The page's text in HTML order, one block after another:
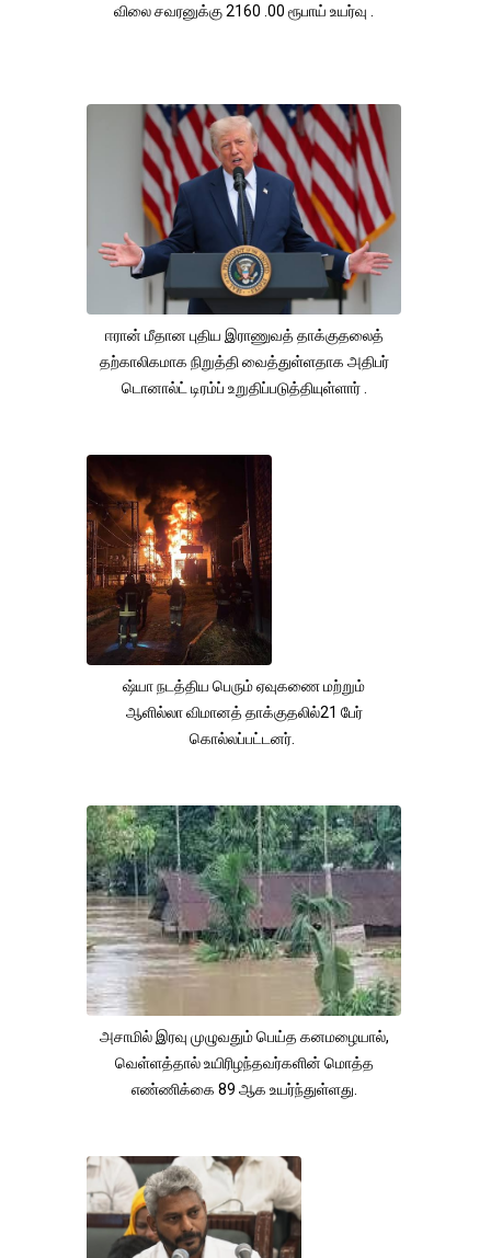
விலை சவரனுக்கு 2160 .00 ரூபாய் உயர்வு .
ஈரான் மீதான புதிய இராணுவத் தாக்குதலைத்
தற்காலிகமாக நிறுத்தி வைத்துள்ளதாக அதிபர்
டொனால்ட் டிரம்ப் உறுதிப்படுத்தியுள்ளார் .
ஷ்யா நடத்திய பெரும் ஏவுகணை மற்றும்
ஆளில்லா விமானத் தாக்குதலில்21 பேர்
கொல்லப்பட்டனர்.
அசாமில் இரவு முழுவதும் பெய்த கனமழையால்,
வெள்ளத்தால் உயிரிழந்தவர்களின் மொத்த
எண்ணிக்கை 89 ஆக உயர்ந்துள்ளது.